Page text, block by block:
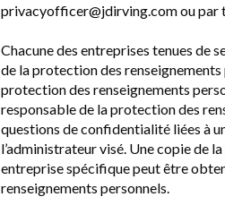
privacyofficer@jdirving.com ou par
Chacune des entreprises tenues de
de la protection des
protection des renseignements
responsable de la protection des
questions de confidentialité liées à
l’administrateur visé. Une copie de
entreprise spécifique peut être
renseignements personnels.